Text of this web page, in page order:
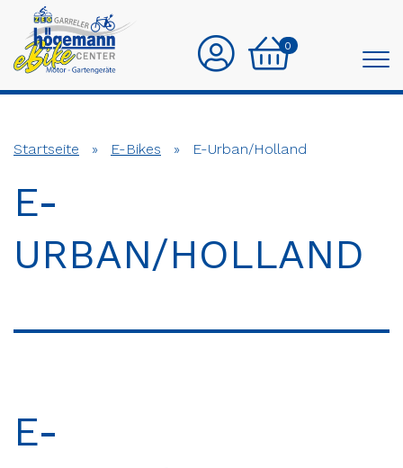
0
Startseite » E-Bikes » E-Urban/Holland
E-
URBAN/HOLLAND
E-